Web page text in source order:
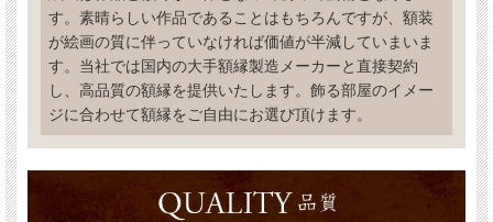
す。素晴らしい作品であることはもちろんですが、額装
が絵画の質に伴っていなければ価値が半減していまいま
す。当社では国内の大手額縁製造メーカーと直接契約
し、高品質の額縁を提供いたします。飾る部屋のイメー
ジに合わせて額縁をご自由にお選び頂けます。